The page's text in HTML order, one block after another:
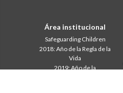
Área institucional
Safeguarding Children
2018: Año de la Regla de la
Vida
2019: Año de la